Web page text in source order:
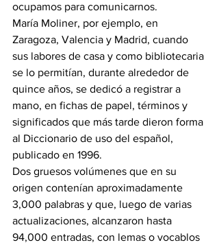
ocupamos para comunicarnos.
María Moliner, por ejemplo, en
Zaragoza, Valencia y Madrid, cuando
sus labores de casa y como bibliotecaria
se lo permitían, durante alrededor de
quince años, se dedicó a registrar a
mano, en fichas de papel, términos y
significados que más tarde dieron forma
al Diccionario de uso del español,
publicado en 1996.
Dos gruesos volúmenes que en su
origen contenían aproximadamente
3,000 palabras y que, luego de varias
actualizaciones, alcanzaron hasta
94,000 entradas, con lemas o vocablos